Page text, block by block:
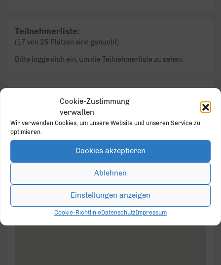
Cookie-Zustimmung
verwalten
Wir verwenden Cookies, um unsere Website und unseren Service zu
optimieren.
Cookies akzeptieren
Ablehnen
Einstellungen anzeigen
Cookie-RichtlinieDatenschutzImpressum
Teilnehmerliste:
(17 von 25 Plätzen sind gebucht)
Bitte logge dich ein, um die Teilnehmerliste zu sehen.
DATUM / ZEIT:
12.03.2025 - 18:00 - 21:30
Paderborn